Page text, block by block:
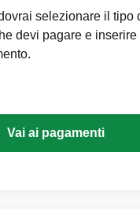
selezionare il tipo
devi pagare e inserire
Vai ai pagamenti